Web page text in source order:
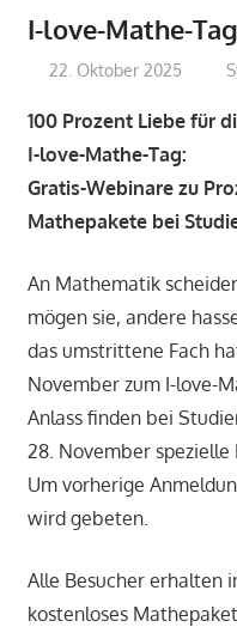
I-love-Mathe-Tag
22. Oktober 2025
100 Prozent Liebe für
I-love-Mathe-Tag:
Gratis-Webinare zu
Mathepakete bei
An Mathematik
mögen sie, andere
das umstrittene Fach
November zum I-love-
Anlass finden bei
28. November
Um vorherige
wird gebeten.
Alle Besucher erhalten
kostenloses